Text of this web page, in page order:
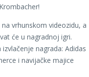
vrhunskom videozidu, a
će u nagradnoj igri.
nagrada: Adidas
i navijačke majice